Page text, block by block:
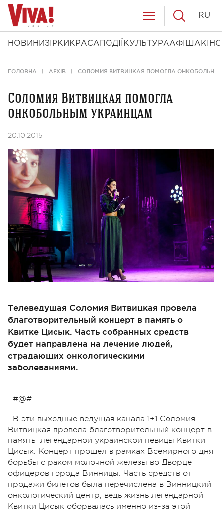
НОВИНИ ЗІРКИ КРАСА ПОДІЇ КУЛЬТУРААФІША КІНО
RU
ГОЛОВНА АРХІВ СОЛОМИЯ ВИТВИЦКАЯ ПОМОГЛА
Соломия Витвицкая помогла
онкобольным украинцам
20.10.2015
Телеведущая Соломия Витвицкая провела
благотворительный концерт в память о
Квитке Цисык. Часть собранных средств
будет направлена на лечение людей,
страдающих онкологическими
заболеваниями.
#@#
В эти выходные ведущая канала 1+1 Соломия
Витвицкая провела благотворительный концерт в
память легендарной украинской певицы Квитки
Цисык. Концерт прошел в рамках Всемирного дня
борьбы с раком молочной железы во Дворце
офицеров города Винницы. Часть средств от
продажи билетов была перечислена в Винницкий
онкологический центр, ведь жизнь легендарной
Квитки Цисык оборвалась именно из-за этой